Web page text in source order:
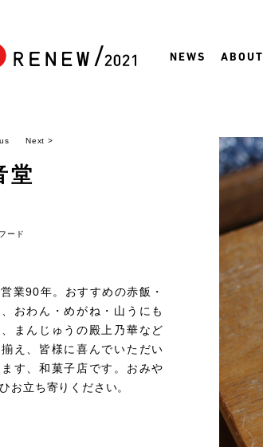
NEWS ABOUT
Next >
堂
ード
業90年。おすすめの赤飯・
おわん・めがね・山うにも
まんじゅうの殿上乃華など
え、 皆様に喜んでいただい
す、和菓子店です。おみや
お立ち寄りください。